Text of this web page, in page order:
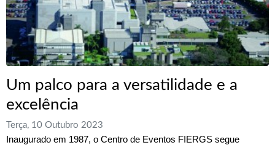
Um palco para a versatilidade e a
excelência
Terça, 10 Outubro 2023
Inaugurado em 1987, o Centro de Eventos FIERGS segue